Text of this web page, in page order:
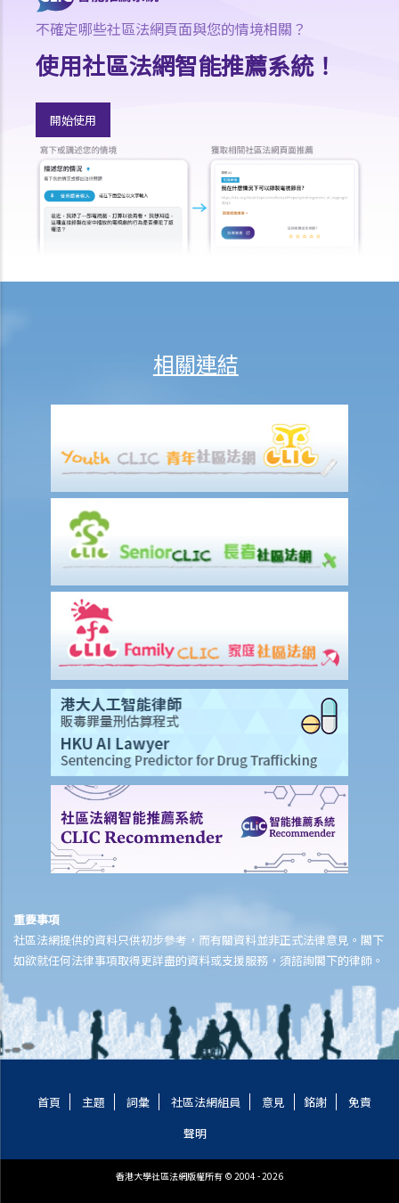
式享有甚麼權利？
16. 我和另外兩名作者一起撰寫了一本書，這本書共有十二個分章，而
我們每人各自寫了四個分章。這本書的版權將如何分配？
17. 我與另外兩名作者一起寫了一本書，但我們之間沒有一個是任何一
部分的獨立作者，我們在每一分章都有參與寫作及修訂。這本書的版權
將如何分配？
18. 若擁有作品版權的公司已經不存在或已經被接管，有關版權會被怎
樣處置？
19. 擁有非同質化代幣（NFT）是否等同擁有其版權？
20. 我可否於離職後使用在受僱工作期間製作的作品？
版權及科技資訊
24. 在網站列載的內容及電郵訊息，是否會受到版權保護？那麼互聯網
站的域名又如何？
25. 我從一個美國網站下載了一些圖像。要決定我是否侵犯版權，應該
根據美國的法例還是香港的法例？
26. 在未得到版權擁有人的同意下，將他人的網頁連結到另一處（即是
在網頁內加入超連結(hyperlink)，瀏覽者可經過超連結登入另一個網
頁），這樣做是否合法？
侵犯版權及允許的作為（獲豁免侵權之行為）
A. 在這些模擬個案內，有關人等會否侵犯作品的版權？
1. 我借了一本書，而書中某些內容的版權已過期。如果我只影印含有這
些內容之那幾頁書，我會否仍然侵犯了這本書的版權？
2. 我是一名店東，我買了一隻正版的音樂CD光碟。如果我在店內播放這
隻CD光碟，我會侵犯版權嗎？
3. 我買了一隻正版電影DVD光碟，如果我在一個慈善籌款活動上播放這
隻電影光碟，我有侵犯版權嗎？
4. 我買了一隻正版電腦遊戲CD光碟，如果把CD光碟借給我的朋友，讓
他在自己的電腦也可以玩這個遊戲，我要為侵犯版權負上責任嗎？
5. 一名學生複印了一本書，並分發給全班同學，他有侵犯版權嗎？他的
同學又是否有侵犯版權？
6. 我在街上買了一隻盜版VCD光碟，我要就侵犯版權，負上法律責任
8. 根據版權條例，平行進口（或灰色市場貨物）是否合法？
9. 我在撰寫報告時，從互聯網摘錄了一些段落、列表和圖像，並包括在
10. 我的公司習慣保留有關公司及競爭對手的剪報複印本，並放在公司
的資料庫內，讓員工可以取閱。我的公司要為侵犯版權，而負上法律責
任嗎？
為樣本，我是否侵犯了這些歌曲的版權？那如果我只把部分歌曲放到網
12. 我買了一隻正版電腦程式CD光碟。如果我為CD光碟製造備份，我是
否侵犯了版權？如果我把程式安裝在多於一部電腦（如安裝在我家的電
不確定哪些社區法網頁面與您的情境相關？
使用社區法網智能推薦系統！
開始使用
相關連結
重要事項
社區法網提供的資料只供初步參考，而有關資料並非正式法律意見。閣下
如欲就任何法律事項取得更詳盡的資料或支援服務，須諮詢閣下的律師。
首頁 主題 詞彙 社區法網組員 意見 銘謝
免責
聲明
香港大學社區法網版權所有 © 2004 - 2026